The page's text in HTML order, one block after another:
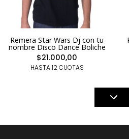
Remera Star Wars Dj con tu
nombre Disco Dance Boliche
$21.000,00
HASTA 12 CUOTAS